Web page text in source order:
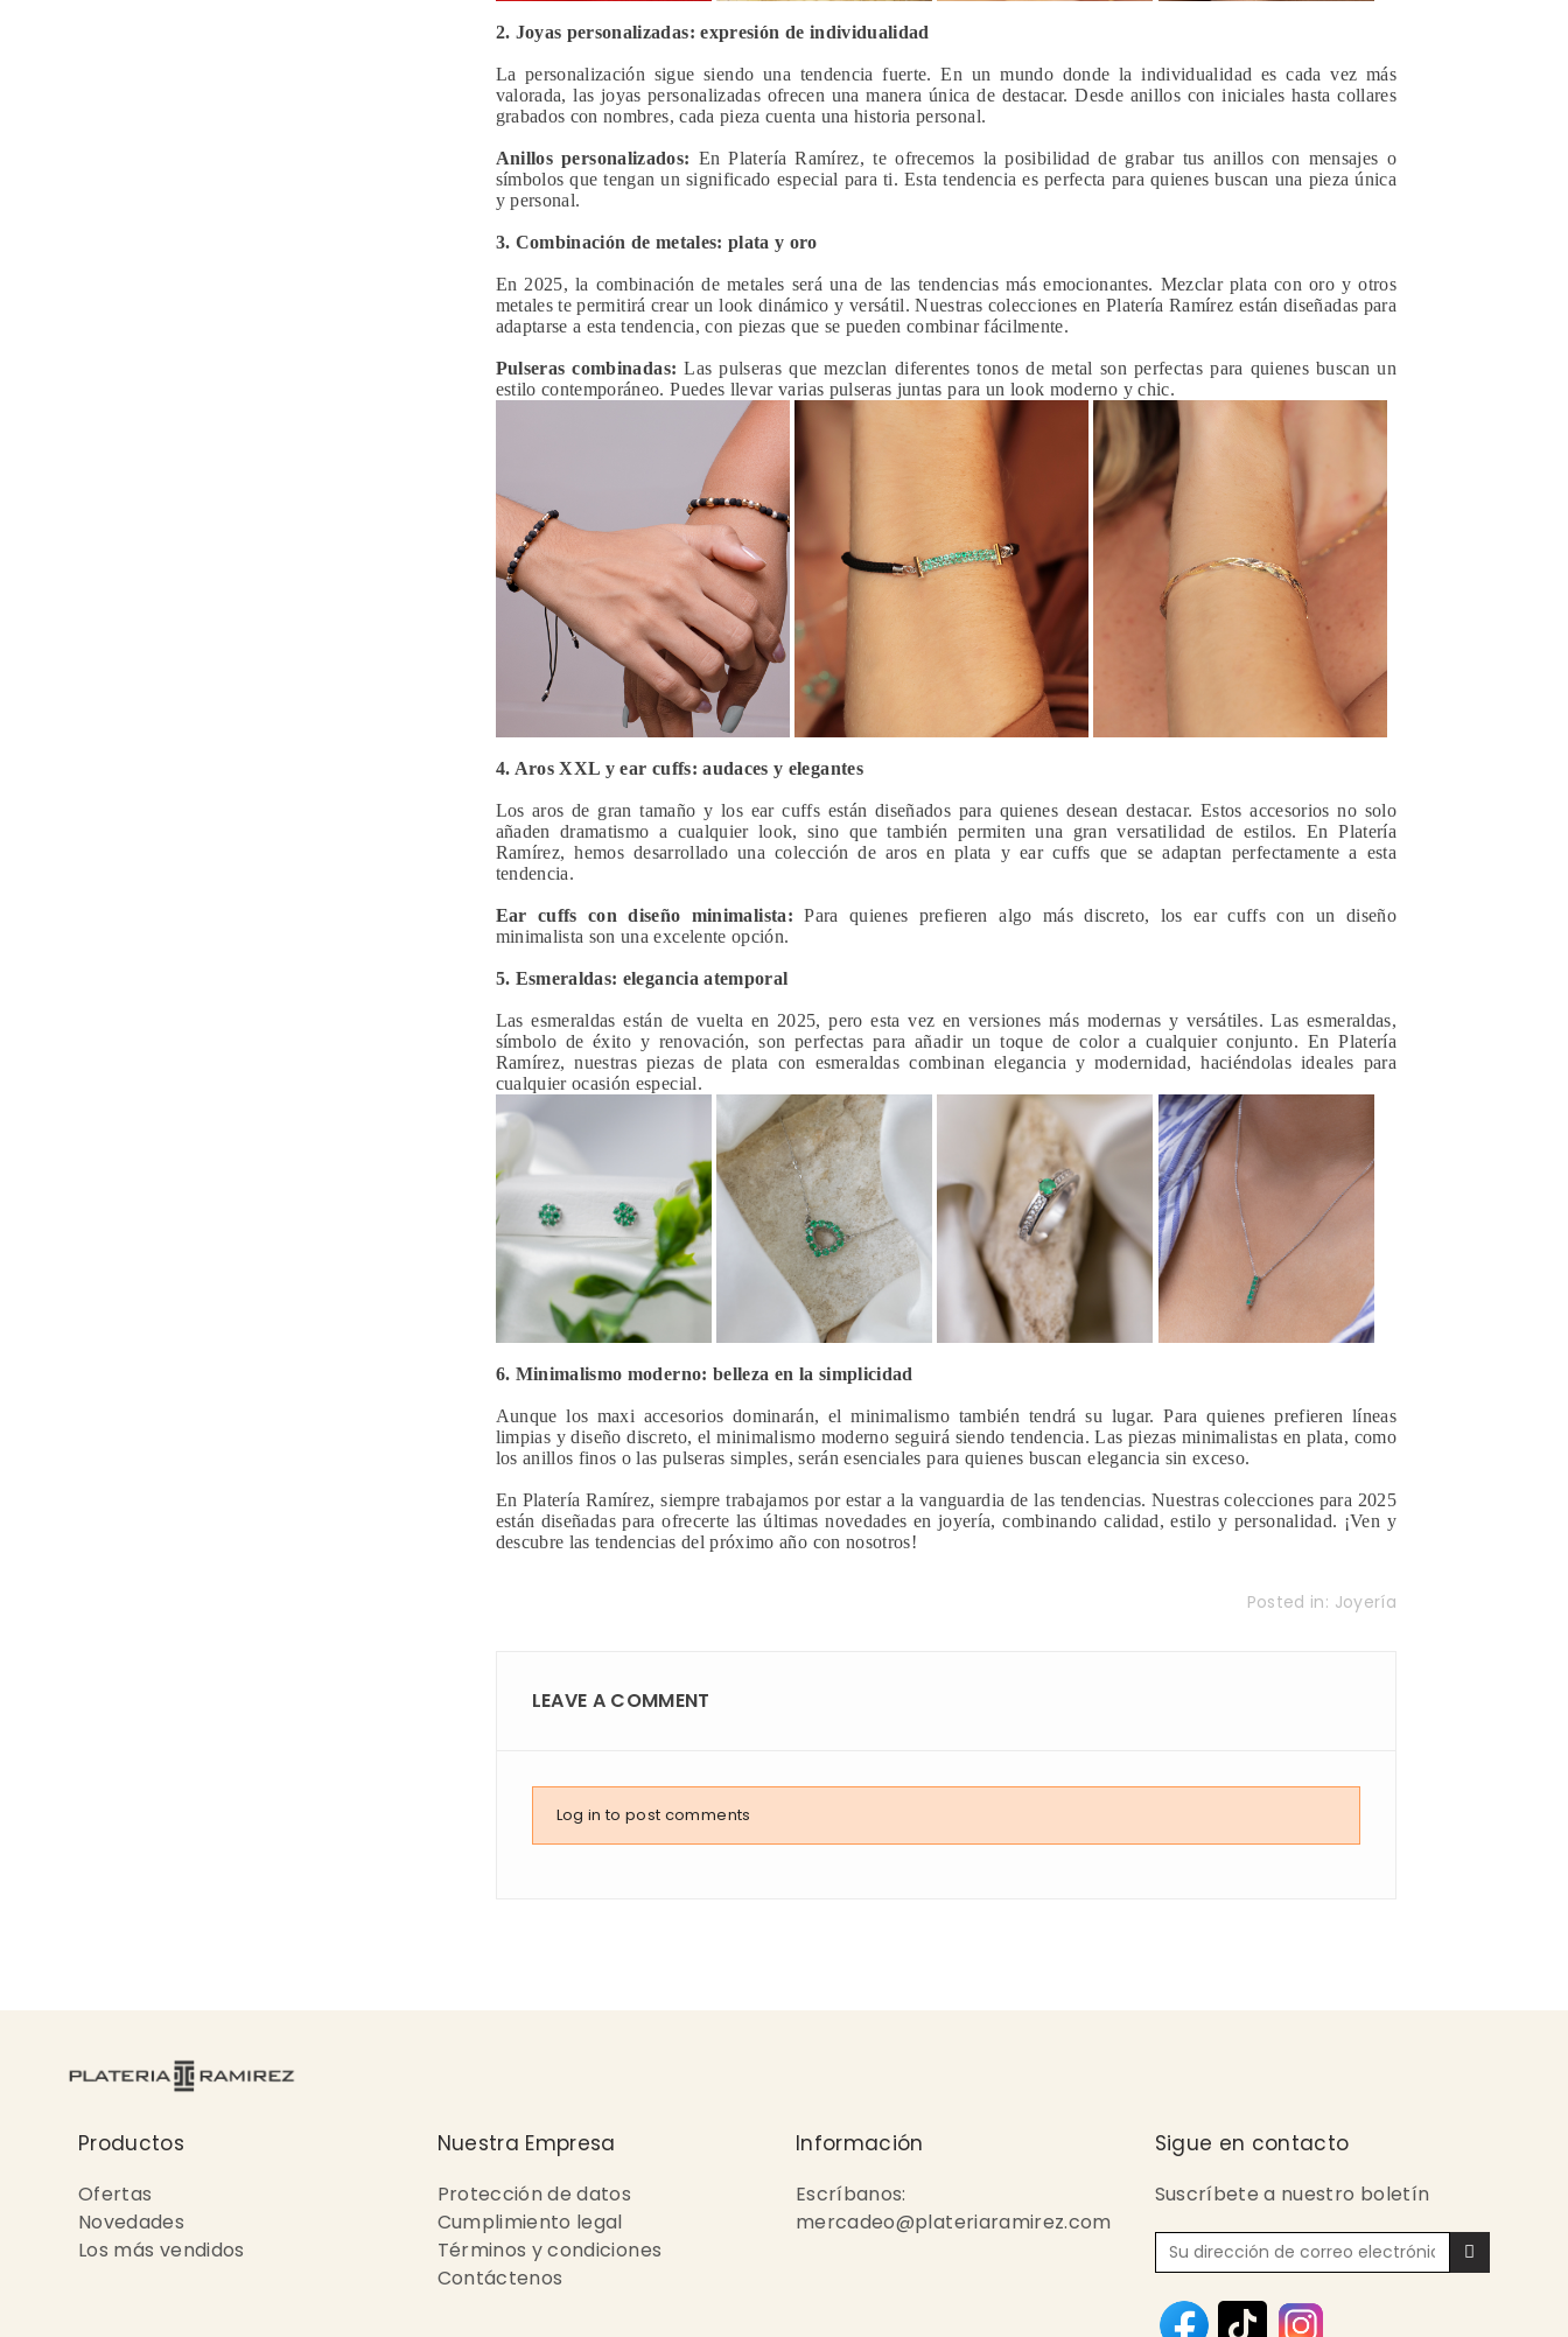
2. Joyas personalizadas: expresión de individualidad
La personalización sigue siendo una tendencia fuerte. En un mundo donde la individualidad es cada vez más
valorada, las joyas personalizadas ofrecen una manera única de destacar. Desde anillos con iniciales hasta collares
grabados con nombres, cada pieza cuenta una historia personal.
Anillos personalizados: En Platería Ramírez, te ofrecemos la posibilidad de grabar tus anillos con mensajes o
símbolos que tengan un significado especial para ti. Esta tendencia es perfecta para quienes buscan una pieza única
y personal.
3. Combinación de metales: plata y oro
En 2025, la combinación de metales será una de las tendencias más emocionantes. Mezclar plata con oro y otros
metales te permitirá crear un look dinámico y versátil. Nuestras colecciones en Platería Ramírez están diseñadas para
adaptarse a esta tendencia, con piezas que se pueden combinar fácilmente.
Pulseras combinadas: Las pulseras que mezclan diferentes tonos de metal son perfectas para quienes buscan un
estilo contemporáneo. Puedes llevar varias pulseras juntas para un look moderno y chic.
4. Aros XXL y ear cuffs: audaces y elegantes
Los aros de gran tamaño y los ear cuffs están diseñados para quienes desean destacar. Estos accesorios no solo
añaden dramatismo a cualquier look, sino que también permiten una gran versatilidad de estilos. En Platería
Ramírez, hemos desarrollado una colección de aros en plata y ear cuffs que se adaptan perfectamente a esta
tendencia.
Ear cuffs con diseño minimalista: Para quienes prefieren algo más discreto, los ear cuffs con un diseño
minimalista son una excelente opción.
5. Esmeraldas: elegancia atemporal
Las esmeraldas están de vuelta en 2025, pero esta vez en versiones más modernas y versátiles. Las esmeraldas,
símbolo de éxito y renovación, son perfectas para añadir un toque de color a cualquier conjunto. En Platería
Ramírez, nuestras piezas de plata con esmeraldas combinan elegancia y modernidad, haciéndolas ideales para
cualquier ocasión especial.
6. Minimalismo moderno: belleza en la simplicidad
Aunque los maxi accesorios dominarán, el minimalismo también tendrá su lugar. Para quienes prefieren líneas
limpias y diseño discreto, el minimalismo moderno seguirá siendo tendencia. Las piezas minimalistas en plata, como
los anillos finos o las pulseras simples, serán esenciales para quienes buscan elegancia sin exceso.
En Platería Ramírez, siempre trabajamos por estar a la vanguardia de las tendencias. Nuestras colecciones para 2025
están diseñadas para ofrecerte las últimas novedades en joyería, combinando calidad, estilo y personalidad. ¡Ven y
descubre las tendencias del próximo año con nosotros!
Posted in: Joyería
LEAVE A COMMENT
Log in to post comments
Productos
Ofertas
Novedades
Los más vendidos
Nuestra Empresa
Protección de datos
Cumplimiento legal
Términos y condiciones
Contáctenos
Información
Escríbanos:
mercadeo@plateriaramirez.com
Sigue en contacto
Suscríbete a nuestro boletín